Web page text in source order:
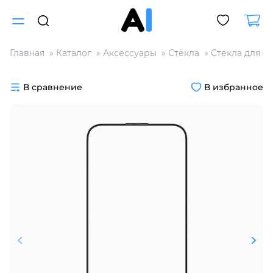
Главная Каталог Аксессуары Стёкла Стекла для
В сравнение В избранное
Разбейте
на части
без переплат
25